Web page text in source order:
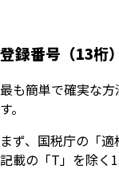
登録番号（13桁
最も簡単で確実な
す。
まず、国税庁の「
記載の「T」を除く